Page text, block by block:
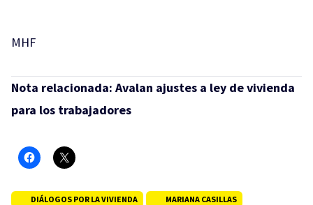
MHF
Nota relacionada: Avalan ajustes a ley de vivienda
para los trabajadores
DIÁLOGOS POR LA VIVIENDA
MARIANA CASILLAS